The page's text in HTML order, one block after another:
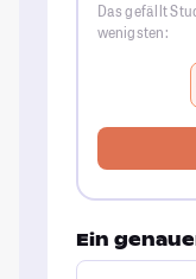
Das gefällt
wenigsten:
Ein